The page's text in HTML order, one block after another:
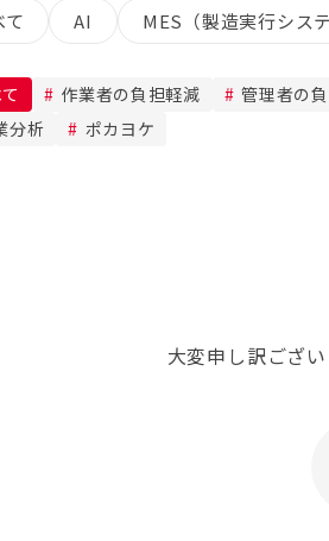
て AI MES（製造実行システ
作業者の負担軽減 管理者の
分析
ポカヨケ
大変申し訳ござ